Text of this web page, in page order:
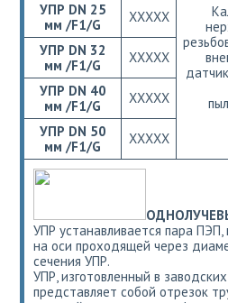
УПР DN 25
мм /F1/G
ХХХХХ
УПР DN 32
мм /F1/G
ХХХХХ
УПР DN 40
мм /F1/G
ХХХХХ
УПР DN 50
мм /F1/G
ХХХХХ
УПР устанавливается пара
на оси проходящей через
сечения УПР.
УПР, изготовленный в
представляет собой отрезок